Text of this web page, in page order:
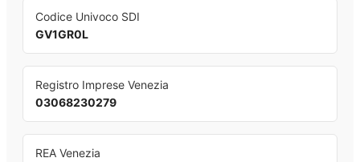
Codice Univoco SDI
GV1GR0L
Registro Imprese Venezia
03068230279
REA Venezia